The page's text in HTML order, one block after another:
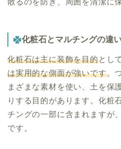
化粧石とマルチングの違
化粧石は主に装飾を目的とし
は実用的な側面が強いです。
まざまな素材を使い、土を保
りする目的があります。化粧
チングの一部に含まれますが
です。